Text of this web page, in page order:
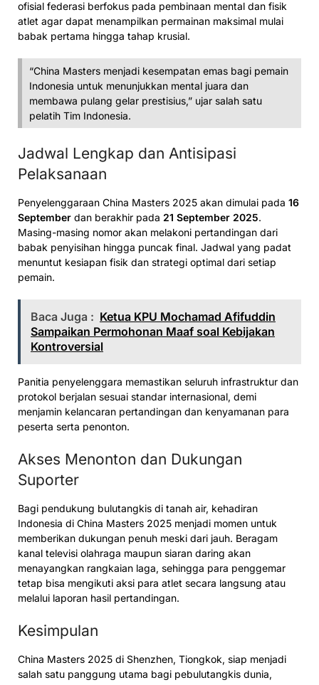
ofisial federasi berfokus pada pembinaan mental dan fisik
atlet agar dapat menampilkan permainan maksimal mulai
babak pertama hingga tahap krusial.
“China Masters menjadi kesempatan emas bagi pemain
Indonesia untuk menunjukkan mental juara dan
membawa pulang gelar prestisius,” ujar salah satu
pelatih Tim Indonesia.
Jadwal Lengkap dan Antisipasi
Pelaksanaan
Penyelenggaraan China Masters 2025 akan dimulai pada 16
September dan berakhir pada 21 September 2025.
Masing-masing nomor akan melakoni pertandingan dari
babak penyisihan hingga puncak final. Jadwal yang padat
menuntut kesiapan fisik dan strategi optimal dari setiap
pemain.
Baca Juga : Ketua KPU Mochamad Afifuddin
Sampaikan Permohonan Maaf soal Kebijakan
Kontroversial
Panitia penyelenggara memastikan seluruh infrastruktur dan
protokol berjalan sesuai standar internasional, demi
menjamin kelancaran pertandingan dan kenyamanan para
peserta serta penonton.
Akses Menonton dan Dukungan
Suporter
Bagi pendukung bulutangkis di tanah air, kehadiran
Indonesia di China Masters 2025 menjadi momen untuk
memberikan dukungan penuh meski dari jauh. Beragam
kanal televisi olahraga maupun siaran daring akan
menayangkan rangkaian laga, sehingga para penggemar
tetap bisa mengikuti aksi para atlet secara langsung atau
melalui laporan hasil pertandingan.
Kesimpulan
China Masters 2025 di Shenzhen, Tiongkok, siap menjadi
salah satu panggung utama bagi pebulutangkis dunia,